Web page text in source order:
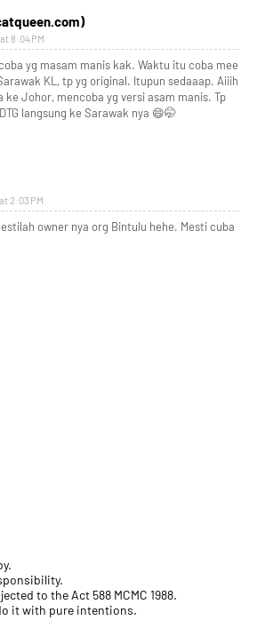
8:04 PM
yg masam manis kak. Waktu itu coba mee
KL, tp yg original. Itupun sedaaap. Aiiih
ke Johor, mencoba yg versi asam manis. Tp
langsung ke Sarawak nya 😄🤭
2:03 PM
owner nya org Bintulu hehe. Mesti cuba
to the Act 588 MCMC 1988.
it with pure intentions.